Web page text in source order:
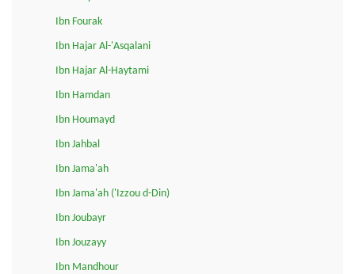
Ibn Fourak
Ibn Hajar Al-'Asqalani
Ibn Hajar Al-Haytami
Ibn Hamdan
Ibn Houmayd
Ibn Jahbal
Ibn Jama'ah
Ibn Jama'ah ('Izzou d-Din)
Ibn Joubayr
Ibn Jouzayy
Ibn Mandhour